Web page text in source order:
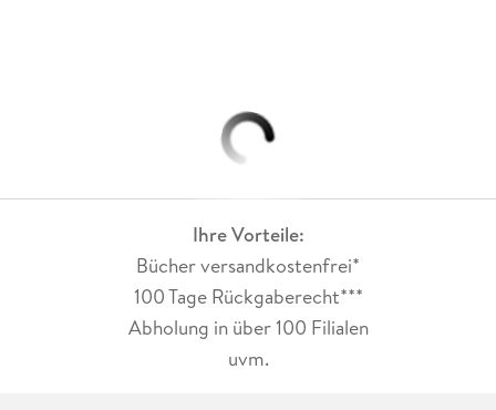
Ihre Vorteile:
Bücher versandkostenfrei*
100 Tage Rückgaberecht***
Abholung in über 100 Filialen
uvm.